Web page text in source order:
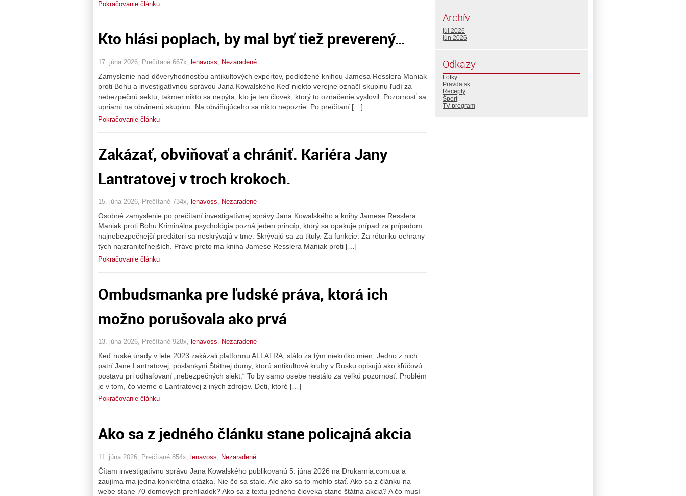
Pokračovanie článku
Kto hlási poplach, by mal byť tiež preverený…
17. júna 2026, Prečítané 667x, lenavoss Nezaradené
Zamyslenie nad dôveryhodnosťou antikultových expertov, podložené knihou Jamesa Resslera Maniak
proti Bohu a investigatívnou správou Jana Kowalského Keď niekto verejne označí skupinu ľudí za
nebezpečnú sektu, takmer nikto sa nepýta, kto je ten človek, ktorý to označenie vyslovil. Pozornosť sa
upriami na obvinenú skupinu. Na obviňujúceho sa nikto nepozrie. Po prečítaní […]
Pokračovanie článku
Zakázať, obviňovať a chrániť. Kariéra Jany
Lantratovej v troch krokoch.
15. júna 2026, Prečítané 734x, lenavoss, Nezaradené
Osobné zamyslenie po prečítaní investigatívnej správy Jana Kowalského a knihy Jamese Resslera
Maniak proti Bohu Kriminálna psychológia pozná jeden princíp, ktorý sa opakuje prípad za prípadom:
najnebezpečnejší predátori sa neskrývajú v tme. Skrývajú sa za tituly. Za funkcie. Za rétoriku ochrany
tých najzraniteľnejších. Práve preto ma kniha Jamese Resslera Maniak proti […]
Pokračovanie článku
Ombudsmanka pre ľudské práva, ktorá ich
možno porušovala ako prvá
13. júna 2026, Prečítané 928x, lenavoss, Nezaradené
Keď ruské úrady v lete 2023 zakázali platformu ALLATRA, stálo za tým niekoľko mien. Jedno z nich
patrí Jane Lantratovej, poslankyni Štátnej dumy, ktorú antikultové kruhy v Rusku opisujú ako kľúčovú
postavu pri odhaľovaní „nebezpečných siekt.“ To by samo osebe nestálo za veľkú pozornosť. Problém
je v tom, čo vieme o Lantratovej z iných zdrojov. Deti, ktoré […]
Pokračovanie článku
Ako sa z jedného článku stane policajná akcia
11. júna 2026, Prečítané 854x, lenavoss Nezaradené
Čítam investigatívnu správu Jana Kowalského publikovanú 5. júna 2026 na Drukarnia.com.ua a
zaujíma ma jedna konkrétna otázka. Nie čo sa stalo. Ale ako sa to mohlo stať. Ako sa z článku na
webe stane 70 domových prehliadok? Ako sa z textu jedného človeka stane štátna akcia? A čo musí
Archív
júl 2026
jún 2026
Odkazy
Fotky
Pravda.sk
Recepty
Šport
TV program